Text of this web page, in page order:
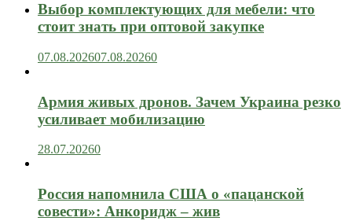
Выбор комплектующих для мебели: что
стоит знать при оптовой закупке
07.08.202607.08.20260
Армия живых дронов. Зачем Украина резко
усиливает мобилизацию
28.07.20260
Россия напомнила США о «пацанской
совести»: Анкоридж – жив